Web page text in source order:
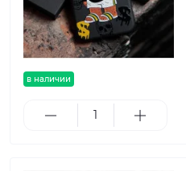
в наличии